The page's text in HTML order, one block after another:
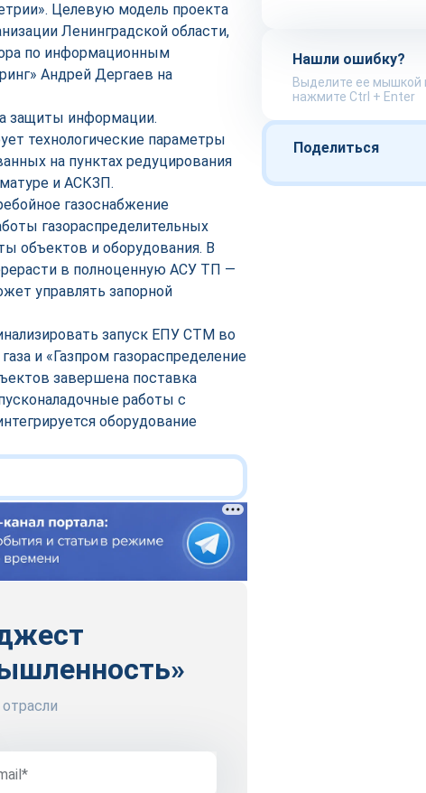
Целевую модель проекта
Ленинградской области,
по информационным
Андрей Дергаев на
защиты информации.
технологические параметры
на пунктах редуцирования
и АСКЗП.
газоснабжение
газораспределительных
объектов и оборудования. В
в полноценную АСУ ТП —
управлять запорной
запуск ЕПУ СТМ во
и «Газпром газораспределение
завершена поставка
работы с
оборудование
Нашли ошибку?
Выделите ее мышкой
нажмите Ctrl + Enter
Поделиться